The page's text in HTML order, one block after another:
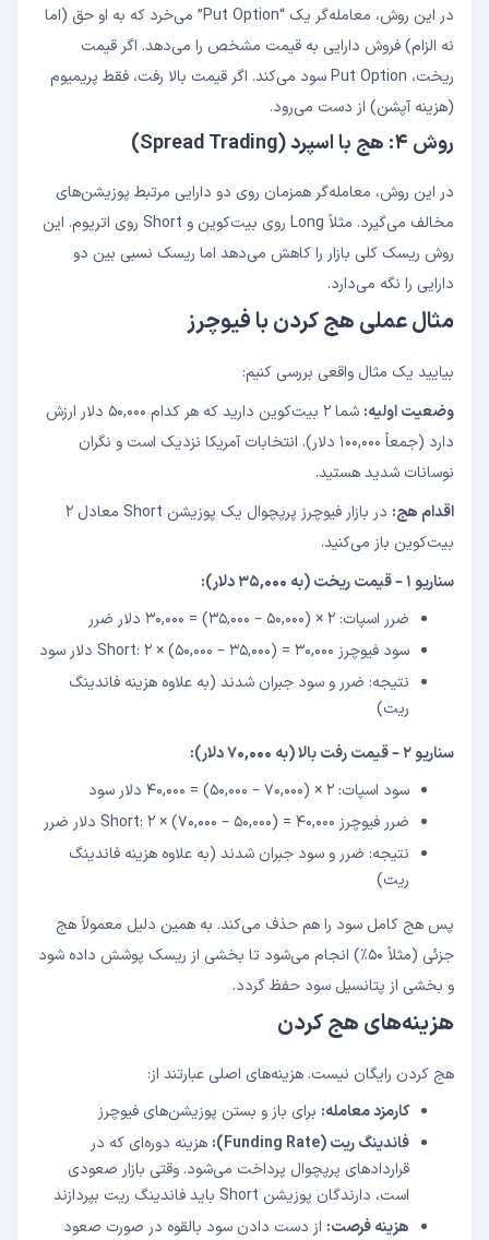
در این روش، معامله‌گر یک “Put Option” می‌خرد که به او حق (اما
نه الزام) فروش دارایی به قیمت مشخص را می‌دهد. اگر قیمت
ریخت، Put Option سود می‌کند. اگر قیمت بالا رفت، فقط پریمیوم
(هزینه آپشن) از دست می‌رود.
روش ۴: هج با اسپرد (Spread Trading)
در این روش، معامله‌گر همزمان روی دو دارایی مرتبط پوزیشن‌های
مخالف می‌گیرد. مثلاً Long روی بیت‌کوین و Short روی اتریوم. این
روش ریسک کلی بازار را کاهش می‌دهد اما ریسک نسبی بین دو
دارایی را نگه می‌دارد.
مثال عملی هج کردن با فیوچرز
بیایید یک مثال واقعی بررسی کنیم:
وضعیت اولیه:
شما ۲ بیت‌کوین دارید که هر کدام ۵۰,۰۰۰ دلار ارزش
دارد (جمعاً ۱۰۰,۰۰۰ دلار). انتخابات آمریکا نزدیک است و نگران
نوسانات شدید هستید.
اقدام هج:
در بازار فیوچرز پرپچوال یک پوزیشن Short معادل ۲
بیت‌کوین باز می‌کنید.
سناریو ۱ – قیمت ریخت (به ۳۵,۰۰۰ دلار):
ضرر اسپات: ۲ × (۵۰,۰۰۰ – ۳۵,۰۰۰) = ۳۰,۰۰۰ دلار ضرر
سود فیوچرز Short: ۲ × (۵۰,۰۰۰ – ۳۵,۰۰۰) = ۳۰,۰۰۰ دلار سود
نتیجه: ضرر و سود جبران شدند (به علاوه هزینه فاندینگ
ریت)
سناریو ۲ – قیمت رفت بالا (به ۷۰,۰۰۰ دلار):
سود اسپات: ۲ × (۷۰,۰۰۰ – ۵۰,۰۰۰) = ۴۰,۰۰۰ دلار سود
ضرر فیوچرز Short: ۲ × (۷۰,۰۰۰ – ۵۰,۰۰۰) = ۴۰,۰۰۰ دلار ضرر
نتیجه: ضرر و سود جبران شدند (به علاوه هزینه فاندینگ
ریت)
پس هج کامل سود را هم حذف می‌کند. به همین دلیل معمولاً هج
جزئی (مثلاً ۵۰٪) انجام می‌شود تا بخشی از ریسک پوشش داده شود
و بخشی از پتانسیل سود حفظ گردد.
هزینه‌های هج کردن
هج کردن رایگان نیست. هزینه‌های اصلی عبارتند از:
کارمزد معامله: برای باز و بستن پوزیشن‌های فیوچرز
فاندینگ ریت (Funding Rate):
هزینه دوره‌ای که در
قراردادهای پرپچوال پرداخت می‌شود. وقتی بازار صعودی
است، دارندگان پوزیشن Short باید فاندینگ ریت بپردازند
هزینه فرصت: از دست دادن سود بالقوه در صورت صعود